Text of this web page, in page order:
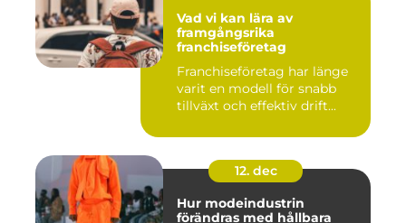
Vad vi kan lära av
framgångsrika
franchiseföretag
Franchiseföretag har länge
varit en modell för snabb
tillväxt och effektiv drift...
12. dec
Hur modeindustrin
förändras med hållbara